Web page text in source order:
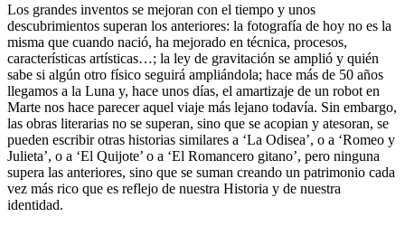
Los grandes inventos se mejoran con el tiempo y unos
descubrimientos superan los anteriores: la fotografía de hoy no es la
misma que cuando nació, ha mejorado en técnica, procesos,
características artísticas…; la ley de gravitación se amplió y quién
sabe si algún otro físico seguirá ampliándola; hace más de 50 años
llegamos a la Luna y, hace unos días, el amartizaje de un robot en
Marte nos hace parecer aquel viaje más lejano todavía. Sin embargo,
las obras literarias no se superan, sino que se acopian y atesoran, se
pueden escribir otras historias similares a ‘La Odisea’, o a ‘Romeo y
Julieta’, o a ‘El Quijote’ o a ‘El Romancero gitano’, pero ninguna
supera las anteriores, sino que se suman creando un patrimonio cada
vez más rico que es reflejo de nuestra Historia y de nuestra
identidad.